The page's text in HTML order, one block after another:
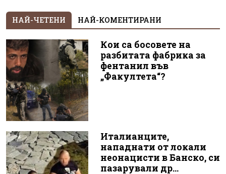
НАЙ-ЧЕТЕНИ НАЙ-КОМЕНТИРАНИ
Кои са босовете на
разбитата фабрика за
фентанил във
„Факултета“?
Италианците,
нападнати от локали
неонацисти в Банско, си
пазарували др...